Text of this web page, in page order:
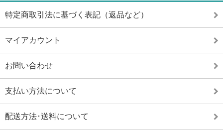
特定商取引法に基づく表記（返品など）
マイアカウント
お問い合わせ
支払い方法について
配送方法･送料について